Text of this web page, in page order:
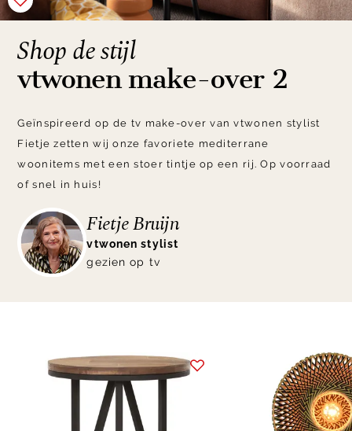
Shop de stijl
vtwonen make-over 2
Geïnspireerd op de tv make-over van vtwonen stylist
Fietje zetten wij onze favoriete mediterrane
woonitems met een stoer tintje op een rij. Op voorraad
of snel in huis!
Fietje Bruijn
vtwonen stylist
gezien op tv